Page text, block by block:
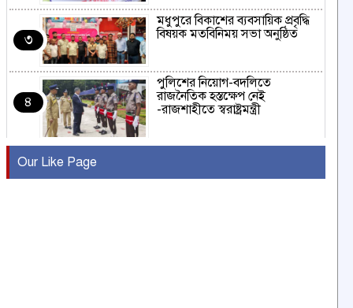
৩
মধুপুরে বিকাশের ব্যবসায়িক প্রবৃদ্ধি
বিষয়ক মতবিনিময় সভা অনুষ্ঠিত
৪
পুলিশের নিয়োগ-বদলিতে
রাজনৈতিক হস্তক্ষেপ নেই
-রাজশাহীতে স্বরাষ্ট্রমন্ত্রী
৫
Our Like Page